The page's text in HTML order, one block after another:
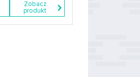
Zobacz
produkt